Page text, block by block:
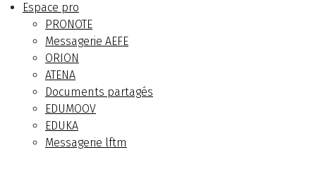
Espace pro
PRONOTE
Messagerie AEFE
ORION
ATENA
Documents partagés
EDUMOOV
EDUKA
Messagerie lftm